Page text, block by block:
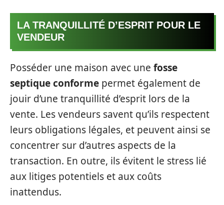
LA TRANQUILLITÉ D’ESPRIT POUR LE
VENDEUR
Posséder une maison avec une fosse
septique conforme permet également de
jouir d’une tranquillité d’esprit lors de la
vente. Les vendeurs savent qu’ils respectent
leurs obligations légales, et peuvent ainsi se
concentrer sur d’autres aspects de la
transaction. En outre, ils évitent le stress lié
aux litiges potentiels et aux coûts
inattendus.